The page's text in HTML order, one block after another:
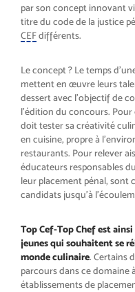
par son concept innovant
titre du code de la justice
CEFdifférents.
Le concept ? Le temps
mettent en œuvre leurs
dessert avec l’objectif de
l’édition du concours.
doit tester sa créativité
en cuisine, propre à
restaurants. Pour relever
éducateurs responsables
leur placement pénal, sont
candidats jusqu’à
Top Cef-Top Chef est
jeunes qui souhaitent se
monde culinaire. Certains
parcours dans ce domaine
établissements de